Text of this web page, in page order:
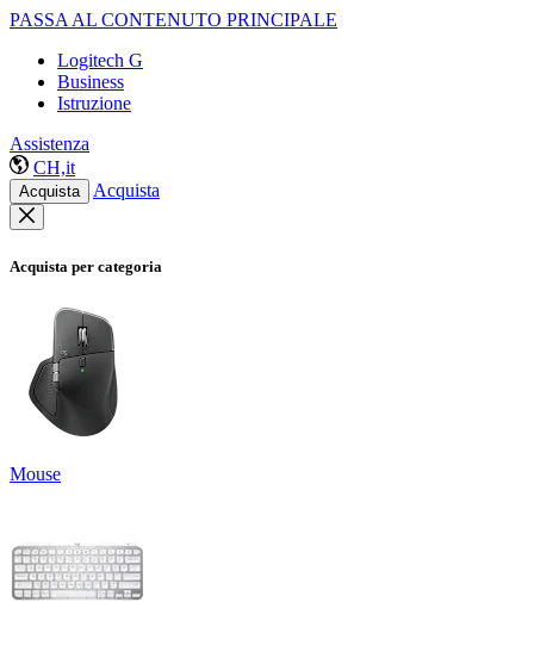
PASSA AL CONTENUTO PRINCIPALE
Logitech G
Business
Istruzione
Assistenza
CH,it
Acquista Acquista
Acquista per categoria
Mouse